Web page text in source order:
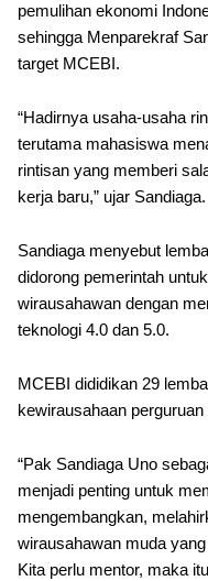
pemulihan ekonomi
sehingga Menparekraf
target MCEBI.
“Hadirnya usaha-usaha
terutama mahasiswa
rintisan yang memberi
kerja baru,” ujar Sandiaga.
Sandiaga menyebut
didorong pemerintah
wirausahawan dengan
teknologi 4.0 dan 5.0.
MCEBI dididikan 29
kewirausahaan
“Pak Sandiaga Uno
menjadi penting untuk
mengembangkan,
wirausahawan muda
Kita perlu mentor, maka